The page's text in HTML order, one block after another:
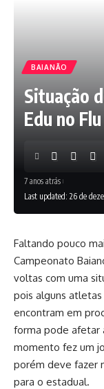
BAIANÃO
Situação
Edu no
Last updated: 26 de
7 anos atrás
Faltando pouco
Campeonato
voltas com uma
pois alguns
encontram em
forma pode afetar
momento fez um
porém deve fazer
para o estadual.